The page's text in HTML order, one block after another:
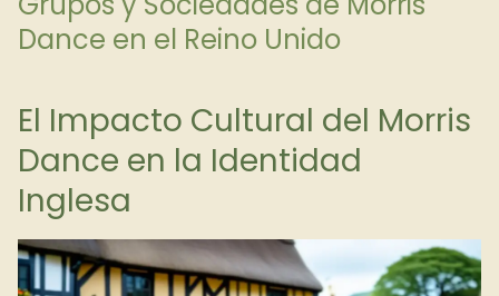
Dance en el Reino Unido
El Impacto Cultural del Morris
Dance en la Identidad
Inglesa